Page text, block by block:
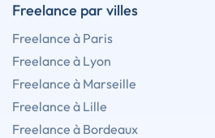
Freelance par villes
Freelance à Paris
Freelance à Lyon
Freelance à Marseille
Freelance à Lille
Freelance à Bordeaux